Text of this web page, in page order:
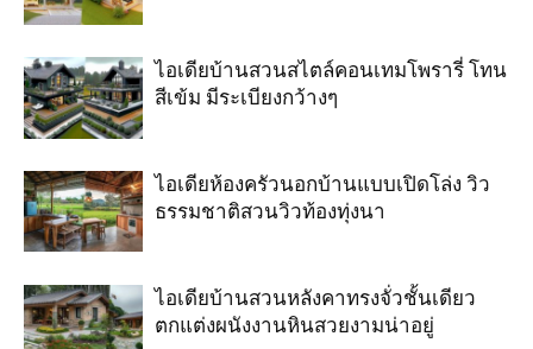
ไอเดียบ้านสวนสไตล์คอนเทมโพรารี่ โทน
สีเข้ม มีระเบียงกว้างๆ
ไอเดียห้องครัวนอกบ้านแบบเปิดโล่ง วิว
ธรรมชาติสวนวิวท้องทุ่งนา
ไอเดียบ้านสวนหลังคาทรงจั่วชั้นเดียว
ตกแต่งผนังงานหินสวยงามน่าอยู่